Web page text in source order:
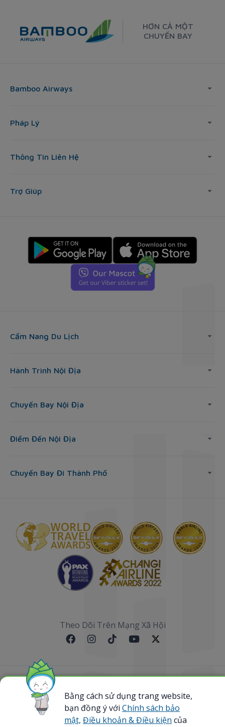
HƠN CẢ MỘT
CHUYẾN BAY
Bamboo Airways
Pháp Lý
Thông Tin Liên Hệ
Trợ Giúp
Cẩm Nang Du Lịch
Hành Trình Nội Địa
Chuyến Bay Nội Địa
Điểm Đến Nội Địa
Chuyến Bay Đi Thành Phố
Theo Dõi Trên Mạng Xã Hội
Sơ đồ website
@ 2023 Bamboo Airways Copyright. All Rights
Reserved.
Bằng cách sử dụng trang website,
bạn đồng ý với Chính sách bảo
mật, Điều khoản & Điều kiện của